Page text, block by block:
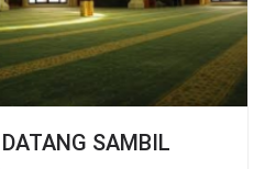
SAMBIL